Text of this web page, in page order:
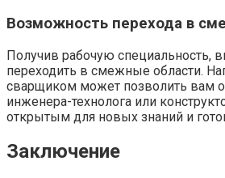
Возможность перехода в
Получив рабочую специальность,
переходить в смежные области.
сварщиком может позволить вам
инженера-технолога или
открытым для новых знаний и
Заключение